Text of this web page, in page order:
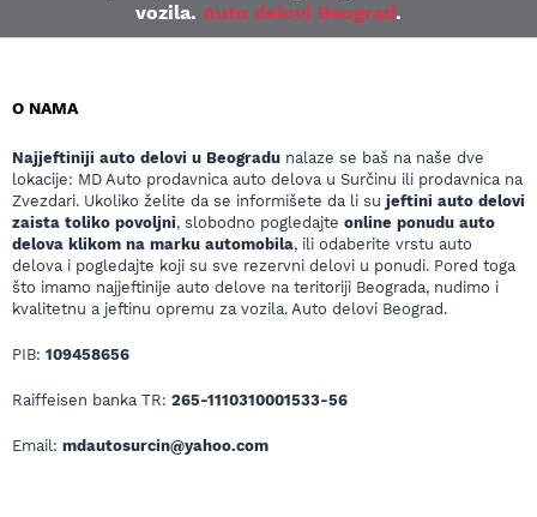
vozila. Auto delovi Beograd.
O NAMA
Najjeftiniji auto delovi u Beogradu nalaze se baš na naše dve
lokacije: MD Auto prodavnica auto delova u Surčinu ili prodavnica na
Zvezdari. Ukoliko želite da se informišete da li su jeftini auto delovi
zaista toliko povoljni, slobodno pogledajte online ponudu auto
delova klikom na marku automobila, ili odaberite vrstu auto
delova i pogledajte koji su sve rezervni delovi u ponudi. Pored toga
što imamo najjeftinije auto delove na teritoriji Beograda, nudimo i
kvalitetnu a jeftinu opremu za vozila. Auto delovi Beograd.
PIB: 109458656
Raiffeisen banka TR: 265-1110310001533-56
Email: mdautosurcin@yahoo.com